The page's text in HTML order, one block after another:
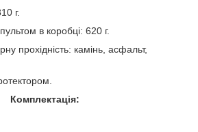
г.
в коробці: 620 г.
прохідність: камінь, асфальт,
Комплектація: